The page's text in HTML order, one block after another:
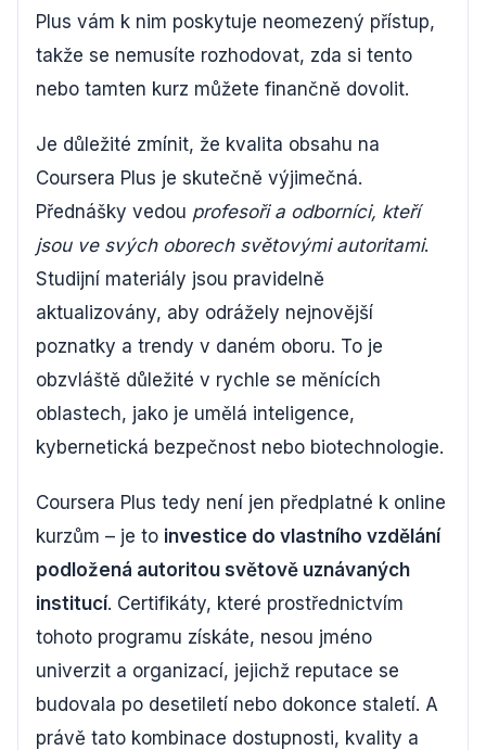
Plus vám k nim poskytuje neomezený přístup,
takže se nemusíte rozhodovat, zda si tento
nebo tamten kurz můžete finančně dovolit.
Je důležité zmínit, že kvalita obsahu na
Coursera Plus je skutečně výjimečná.
Přednášky vedou profesoři a odborníci, kteří
jsou ve svých oborech světovými autoritami.
Studijní materiály jsou pravidelně
aktualizovány, aby odrážely nejnovější
poznatky a trendy v daném oboru. To je
obzvláště důležité v rychle se měnících
oblastech, jako je umělá inteligence,
kybernetická bezpečnost nebo biotechnologie.
Coursera Plus tedy není jen předplatné k online
kurzům – je to investice do vlastního vzdělání
podložená autoritou světově uznávaných
institucí. Certifikáty, které prostřednictvím
tohoto programu získáte, nesou jméno
univerzit a organizací, jejichž reputace se
budovala po desetiletí nebo dokonce staletí. A
právě tato kombinace dostupnosti, kvality a